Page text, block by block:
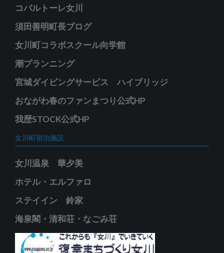
コバルトーレ女川
須田善明町長ブログ
女川町コラボスクール向学館
潮プランニング
宮城ダイビングサービス ハイブリッジ
おながわ春のファンまつり公式HP
我歴STOCK公式HP
女川町宿泊施設
女川温泉 華夕美
ホテル・エルファロ
ステイイン 鈴家
海泉閣・清和荘・なごみ荘